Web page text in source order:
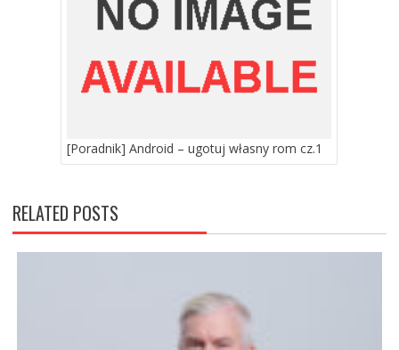
[Poradnik] Android – ugotuj własny rom cz.1
RELATED POSTS